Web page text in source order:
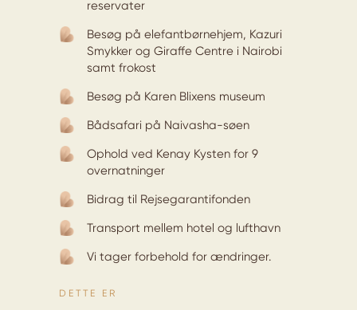
reservater
Besøg på elefantbørnehjem, Kazuri
Smykker og Giraffe Centre i Nairobi
samt frokost
Besøg på Karen Blixens museum
Bådsafari på Naivasha-søen
Ophold ved Kenay Kysten for 9
overnatninger
Bidrag til Rejsegarantifonden
Transport mellem hotel og lufthavn
Vi tager forbehold for ændringer.
DETTE ER